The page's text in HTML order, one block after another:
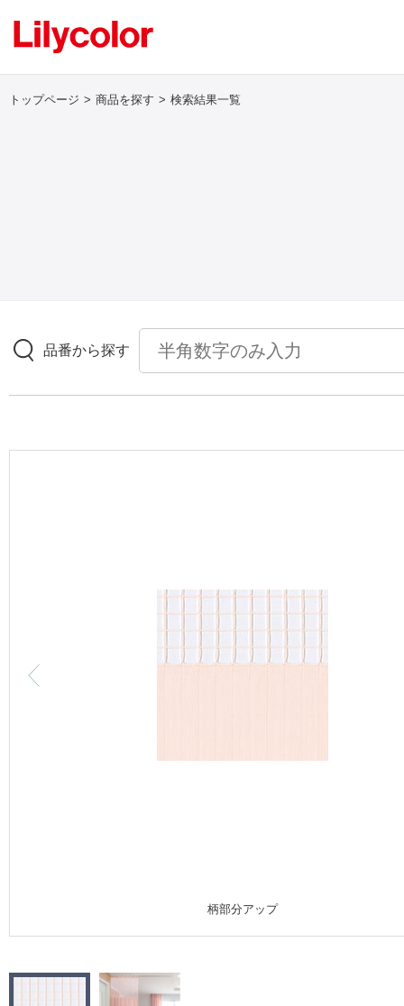
壁紙
カーテン
モデルハウス
新築戸建・マンション
トップページ 商品を探す 検索結果一覧
品番から探す
柄部分アップ